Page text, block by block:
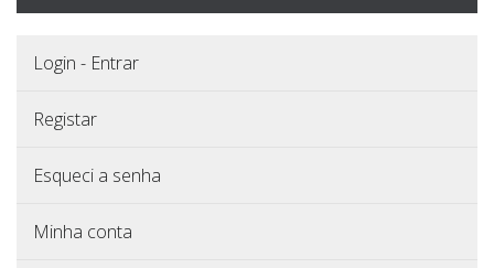
Login - Entrar
Registar
Esqueci a senha
Minha conta